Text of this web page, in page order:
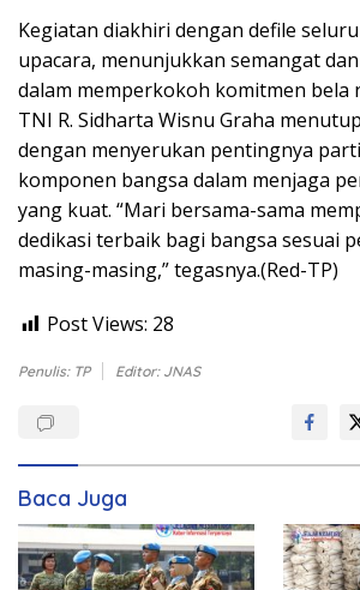
Kegiatan diakhiri dengan defile
upacara, menunjukkan semangat
dalam memperkokoh komitmen bela
TNI R. Sidharta Wisnu Graha
dengan menyerukan pentingnya
komponen bangsa dalam menjaga
yang kuat. “Mari bersama-sama
dedikasi terbaik bagi bangsa sesuai
masing-masing,” tegasnya.(Red-TP)
Post Views: 28
Penulis: TP Editor: JNAS
Baca Juga